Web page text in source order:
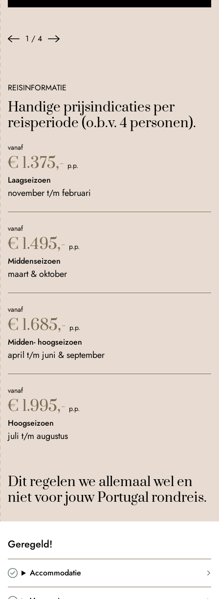
1 / 4
REISINFORMATIE
Handige prijsindicaties per
reisperiode (o.b.v. 4 personen).
vanaf
€ 1.375,- p.p.
Laagseizoen
november t/m februari
vanaf
€ 1.495,- p.p.
Middenseizoen
maart & oktober
vanaf
€ 1.685,- p.p.
Midden- hoogseizoen
april t/m juni & september
vanaf
€ 1.995,- p.p.
Hoogseizoen
juli t/m augustus
Dit regelen we allemaal wel en
niet voor jouw Portugal rondreis.
Geregeld!
Accommodatie